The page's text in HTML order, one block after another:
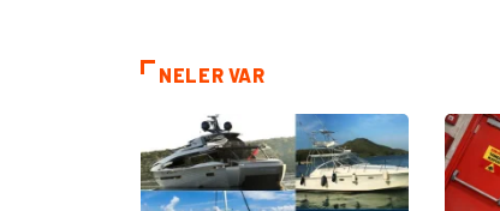
NELER VAR